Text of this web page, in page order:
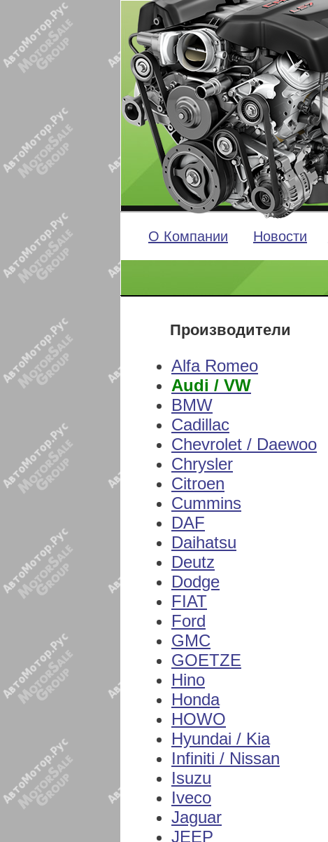
О Компании Новости
Производители
Alfa Romeo
Audi / VW
BMW
Cadillac
Chevrolet / Daewoo
Chrysler
Citroen
Cummins
DAF
Daihatsu
Deutz
Dodge
FIAT
Ford
GMC
GOETZE
Hino
Honda
HOWO
Hyundai / Kia
Infiniti / Nissan
Isuzu
Iveco
Jaguar
JEEP